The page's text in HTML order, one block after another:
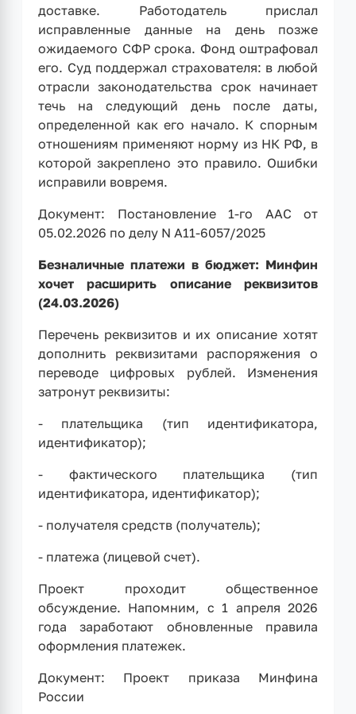
доставке. Работодатель прислал
исправленные данные на день позже
ожидаемого СФР срока. Фонд оштрафовал
его. Суд поддержал страхователя: в любой
отрасли законодательства срок начинает
течь на следующий день после даты,
определенной как его начало. К спорным
отношениям применяют норму из НК РФ, в
которой закреплено это правило. Ошибки
исправили вовремя.
Документ: Постановление 1-го ААС от
05.02.2026 по делу N А11-6057/2025
Безналичные платежи в бюджет: Минфин
хочет расширить описание реквизитов
(24.03.2026)
Перечень реквизитов и их описание хотят
дополнить реквизитами распоряжения о
переводе цифровых рублей. Изменения
затронут реквизиты:
- плательщика (тип идентификатора,
идентификатор);
- фактического плательщика (тип
идентификатора, идентификатор);
- получателя средств (получатель);
- платежа (лицевой счет).
Проект проходит общественное
обсуждение. Напомним, с 1 апреля 2026
года заработают обновленные правила
оформления платежек.
Документ: Проект приказа Минфина
России